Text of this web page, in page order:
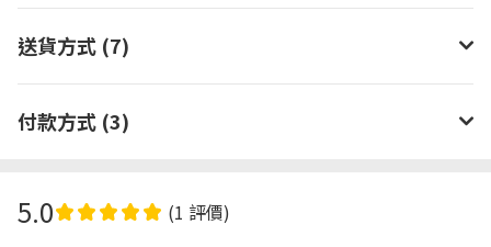
送貨方式 (7)
付款方式 (3)
5.0 (1 評價)